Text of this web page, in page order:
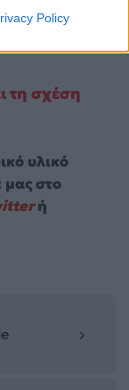
Policy
τη σχέση
υλικό
μας στο
ή